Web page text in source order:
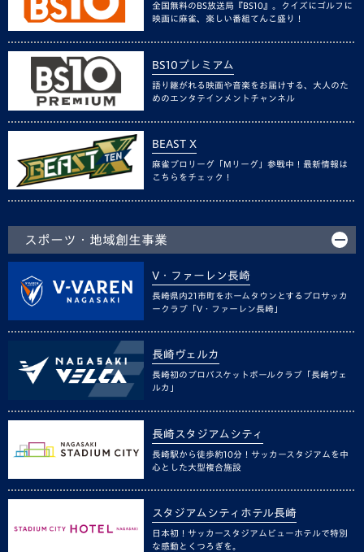
全国無料のBS放送局『BS10』。クイズにゴルフに
映画に麻雀、楽しい番組てんこ盛り！
BS10プレミアム
語り継がれる映画や音楽をお届けする、大人のた
めのエンタテインメントチャンネル
BEAST X
麻雀プロリーグ「Mリーグ」参戦中！最新情報は
こちらをチェック！
スポーツ・地域創生事業
V・ファーレン長崎
長崎県内21市町をホームタウンとするプロサッカ
ークラブ「V・ファーレン長崎」
長崎ヴェルカ
長崎初のプロバスケットボールクラブ「長崎ヴェ
ルカ」
長崎スタジアムシティ
長崎駅から徒歩約10分！サッカースタジアムを中
心とした大型複合施設
スタジアムシティホテル長崎
日本初！サッカースタジアムビューホテルで特別
な感動とくつろぎを。